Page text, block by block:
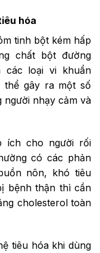
hóa
tinh bột kém hấp
chất bột đường
các loại vi khuẩn
thể gây ra một số
nhạy cảm và
ích cho người rối
có các phản
nôn, khó tiêu
bệnh thận thì cần
cholesterol toàn
tiêu hóa khi dùng